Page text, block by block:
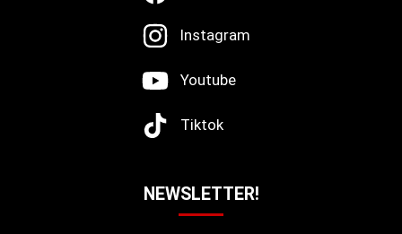
Instagram
Youtube
Tiktok
NEWSLETTER!